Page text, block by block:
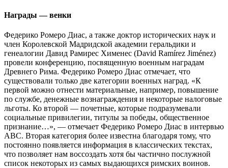
Награды — венки
Федерико Ромеро Диас, а также доктор исторических наук и
член Королевской Мадридской академии геральдики и
генеалогии Давид Рамирес Хименес (David Ramírez Jiménez)
провели конференцию, посвященную военным наградам
Древнего Рима. Федерико Ромеро Диас отмечает, что
существовали только две категории военных наград. «К
первой можно отнести материальные, например, повышение
по службе, денежные вознаграждения и некоторые налоговые
льготы. Ко второй — почетные, которые подразумевали
социальные привилегии, титулы за победы, общественное
признание…», — отмечает Федерико Ромеро Диас в интервью
ABC. Вторая категория более известна благодаря тому, что
постоянно появляется информация в классических текстах,
что позволяет нам воссоздать хотя бы частично послужной
список некоторых из самых выдающихся римских воинов.